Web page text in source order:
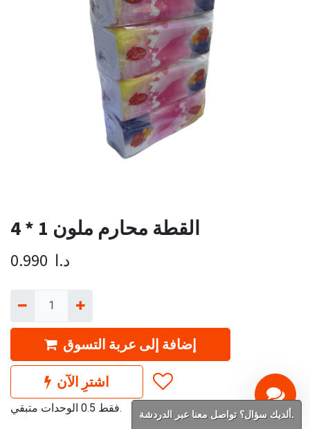
القطة محارم ملون 1 * 4
0.990 د.ا
إضافة إلى عربة التسوق
اشترِ الآن
فقط 0.5 الوحدات متبقي.
ألديك سؤال؟ تواصل معنا عبر الدردشة.